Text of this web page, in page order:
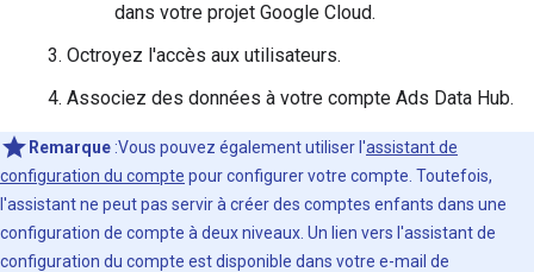
dans votre projet Google Cloud.
Octroyez l'accès aux utilisateurs.
Associez des données à votre compte Ads Data Hub.
Remarque :Vous pouvez également utiliser l'assistant de
configuration du compte pour configurer votre compte. Toutefois,
l'assistant ne peut pas servir à créer des comptes enfants dans une
configuration de compte à deux niveaux. Un lien vers l'assistant de
configuration du compte est disponible dans votre e-mail de